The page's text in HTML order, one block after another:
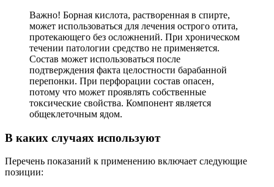
Важно! Борная кислота, растворенная в спирте,
может использоваться для лечения острого отита,
протекающего без осложнений. При хроническом
течении патологии средство не применяется.
Состав может использоваться после
подтверждения факта целостности барабанной
перепонки. При перфорации состав опасен,
потому что может проявлять собственные
токсические свойства. Компонент является
общеклеточным ядом.
В каких случаях используют
Перечень показаний к применению включает следующие
позиции: